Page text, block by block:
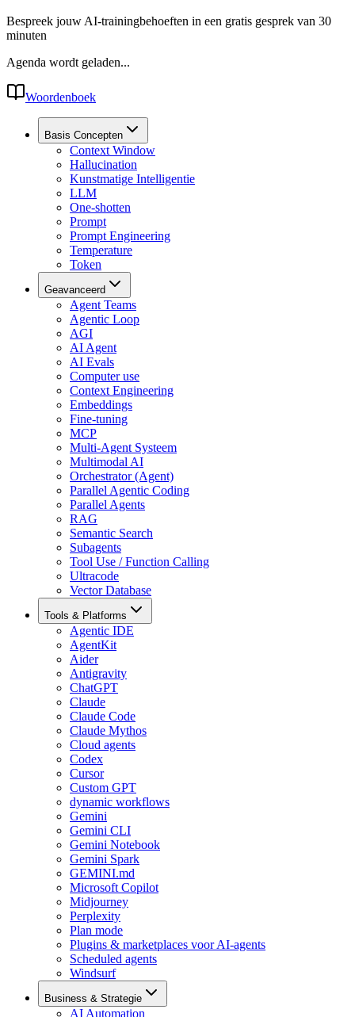
Bespreek jouw AI-trainingbehoeften in een gratis gesprek van 30
minuten
Agenda wordt geladen...
Woordenboek
Basis Concepten
Context Window
Hallucination
Kunstmatige Intelligentie
LLM
One-shotten
Prompt
Prompt Engineering
Temperature
Token
Geavanceerd
Agent Teams
Agentic Loop
AGI
AI Agent
AI Evals
Computer use
Context Engineering
Embeddings
Fine-tuning
MCP
Multi-Agent Systeem
Multimodal AI
Orchestrator (Agent)
Parallel Agentic Coding
Parallel Agents
RAG
Semantic Search
Subagents
Tool Use / Function Calling
Ultracode
Vector Database
Tools & Platforms
Agentic IDE
AgentKit
Aider
Antigravity
ChatGPT
Claude
Claude Code
Claude Mythos
Cloud agents
Codex
Cursor
Custom GPT
dynamic workflows
Gemini
Gemini CLI
Gemini Notebook
Gemini Spark
GEMINI.md
Microsoft Copilot
Midjourney
Perplexity
Plan mode
Plugins & marketplaces voor AI-agents
Scheduled agents
Windsurf
Business & Strategie
AI Automation